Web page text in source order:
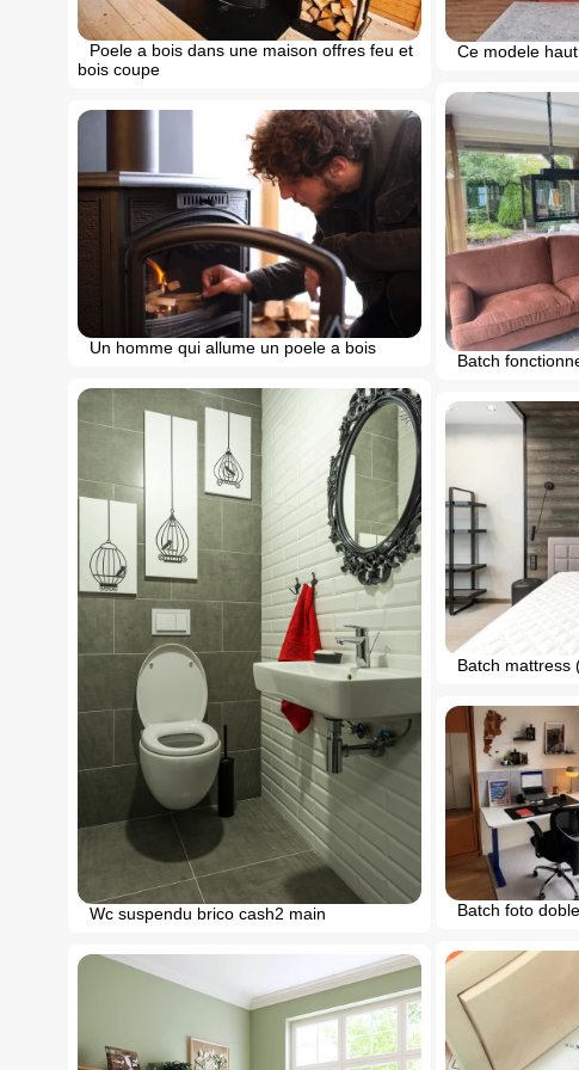
Poele a bois dans une maison offres feu et
bois coupe
Ce modele
Batch
Un homme qui allume un poele a bois
Wc suspendu brico cash2 main
Batch mattress
Batch foto doble